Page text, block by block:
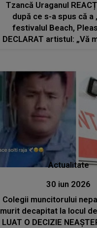
Tzancă Uraganul
după ce s-a spus că a
festivalul Beach,
DECLARAT artistul: „Vă
Actualitate
30 iun 2026
Colegii muncitorului
murit decapitat la locul
LUAT O DECIZIE